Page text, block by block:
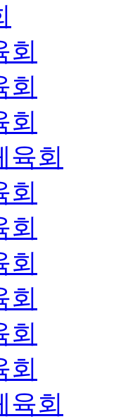
회
회
회
육회
회
회
회
회
회
회
육회